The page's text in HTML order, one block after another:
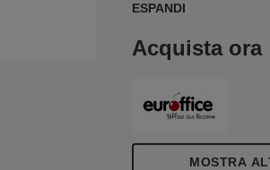
ESPANDI
Acquista ora
MOSTRA